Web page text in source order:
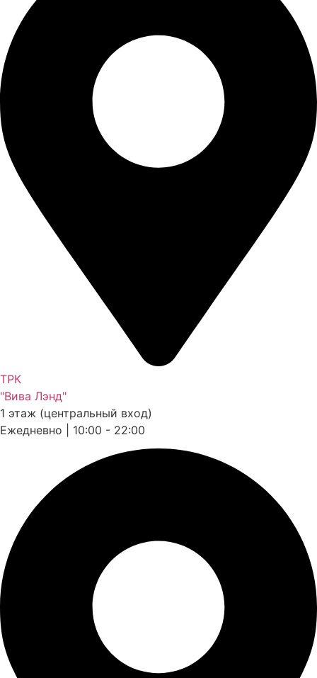
ТРК
"Вива Лэнд"
1 этаж (центральный вход)
Ежедневно | 10:00 - 22:00